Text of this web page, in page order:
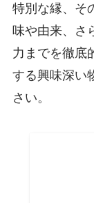
特別な縁、そ
味や由来、さ
力までを徹底
する興味深い
さい。